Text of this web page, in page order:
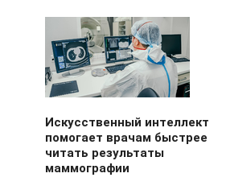
Искусственный интеллект
помогает врачам быстрее
читать результаты
маммографии